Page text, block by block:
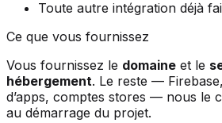
Toute autre intégration déjà
Ce que vous fournissez
Vous fournissez le domaine et le
hébergement. Le reste —
d’apps, comptes stores — nous le
au démarrage du projet.